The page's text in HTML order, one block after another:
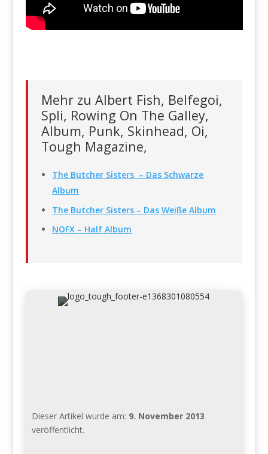
Mehr zu Albert Fish, Belfegoi,
Spli, Rowing On The Galley,
Album, Punk, Skinhead, Oi,
Tough Magazine,
The Butcher Sisters – Das Schwarze
Album
The Butcher Sisters – Das Weiße Album
NOFX – Half Album
Dieser Artikel wurde am: 9. November 2013
veröffentlicht.